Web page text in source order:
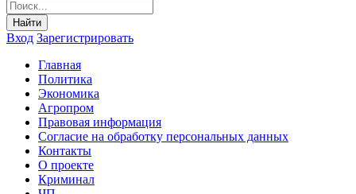
Найти
Вход Зарегистрировать
Главная
Политика
Экономика
Агропром
Правовая информация
Согласие на обработку персональных данных
Контакты
О проекте
Криминал